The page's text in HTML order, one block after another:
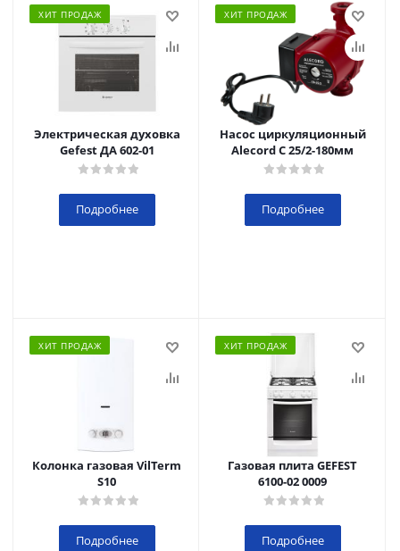
ХИТ ПРОДАЖ
Электрическая духовка
Gefest ДА 602-01
Подробнее
ХИТ ПРОДАЖ
Насос циркуляционный
Alecord C 25/2-180мм
Подробнее
ХИТ ПРОДАЖ
Колонка газовая VilTerm
S10
Подробнее
ХИТ ПРОДАЖ
Газовая плита GEFEST
6100-02 0009
Подробнее